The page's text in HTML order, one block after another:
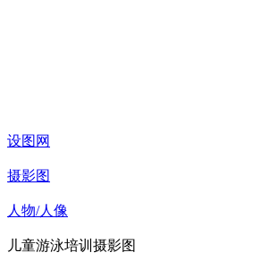
设图网
摄影图
人物/人像
儿童游泳培训摄影图